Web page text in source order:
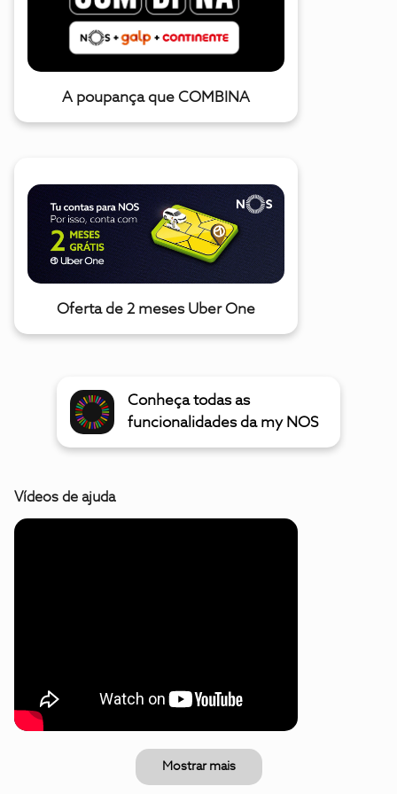
A poupança que COMBINA
Oferta de 2 meses Uber One
Conheça todas as
funcionalidades da my NOS
Vídeos de ajuda
Mostrar mais